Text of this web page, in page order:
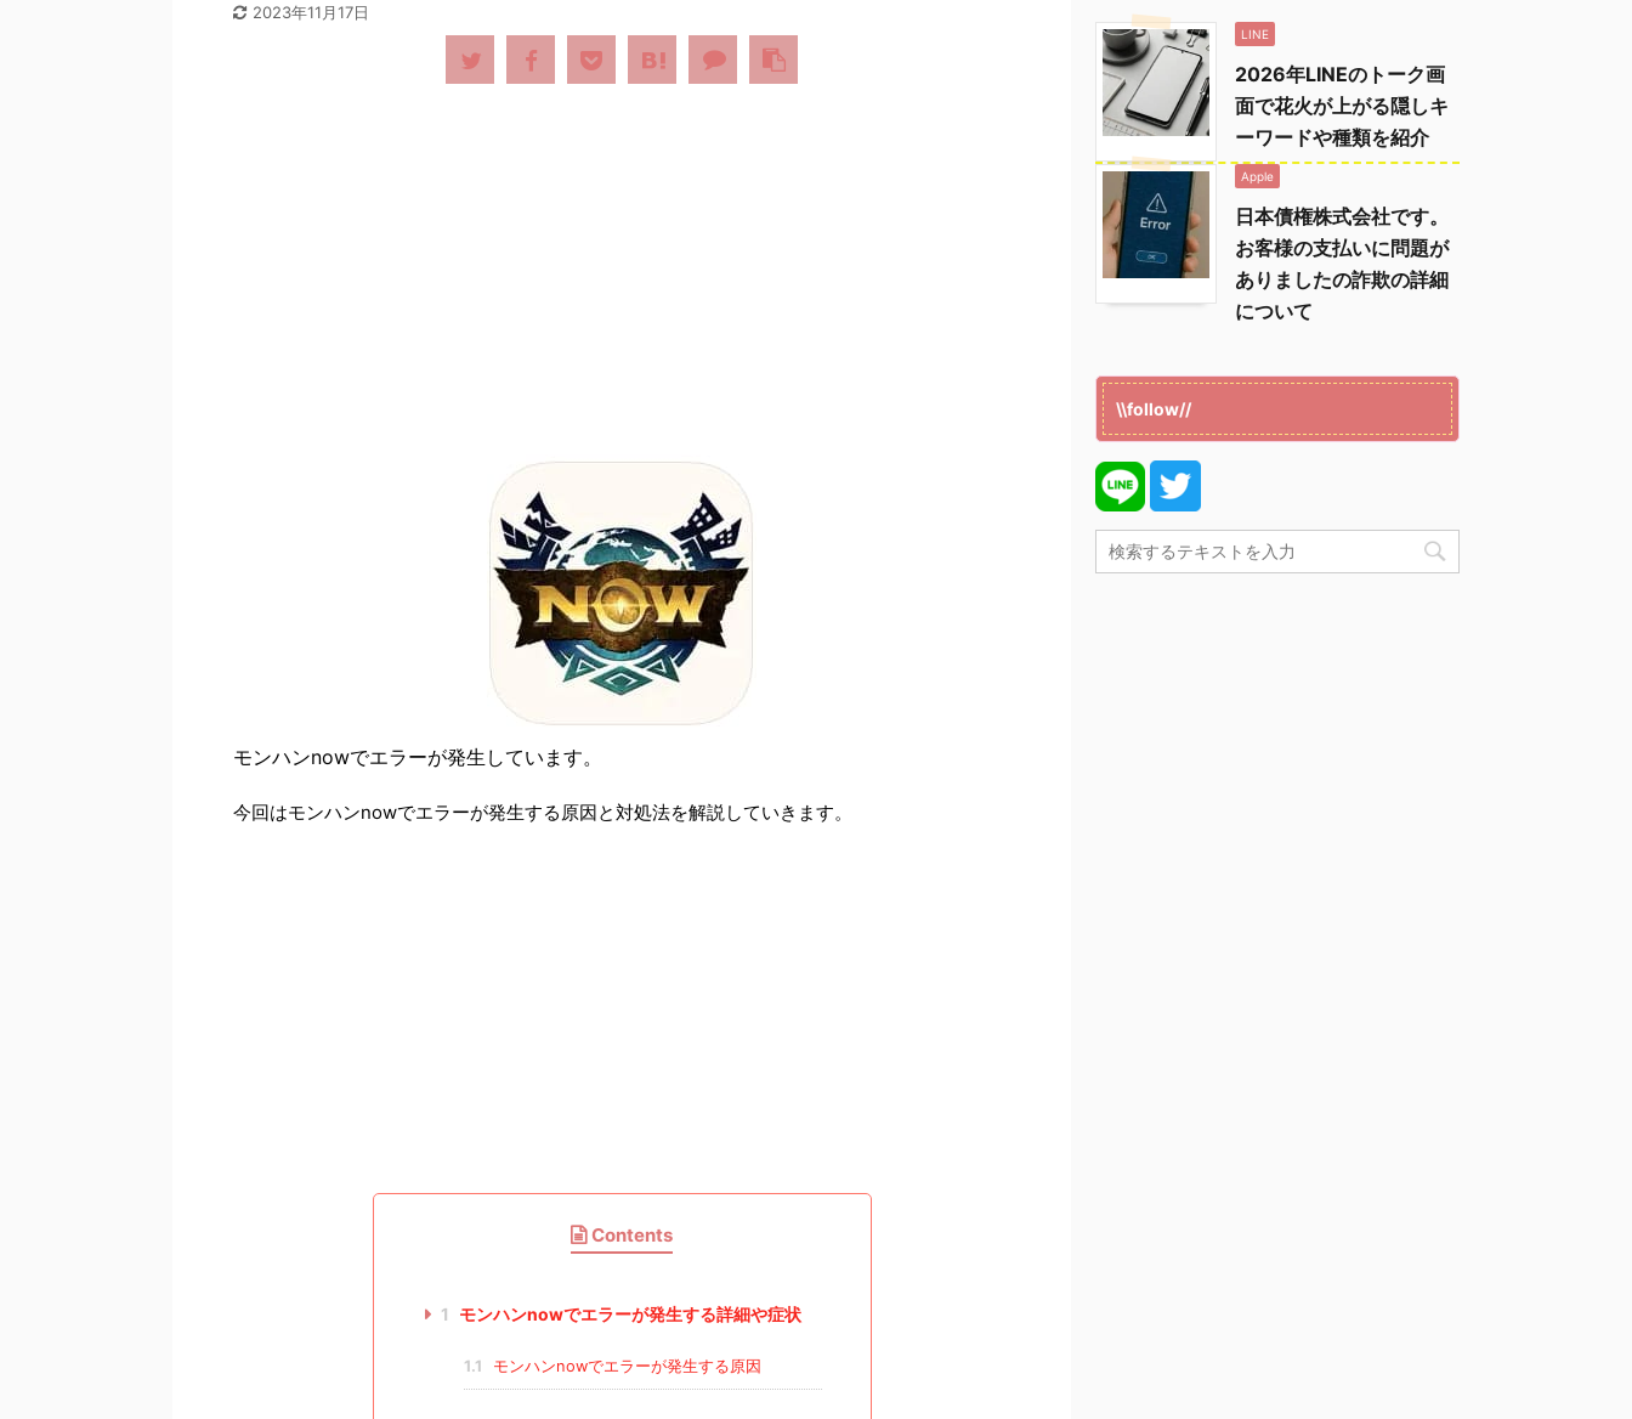
2023年11月17日
モンハンnowでエラーが発生しています。
今回はモンハンnowでエラーが発生する原因と対処法を解説していきます。
Contents
1 モンハンnowでエラーが発生する詳細や症状
1.1 モンハンnowでエラーが発生する原因
LINE
2026年LINEのトーク画
面で花火が上がる隠しキ
ーワードや種類を紹介
Apple
日本債権株式会社です。
お客様の支払いに問題が
ありましたの詐欺の詳細
について
\\follow//